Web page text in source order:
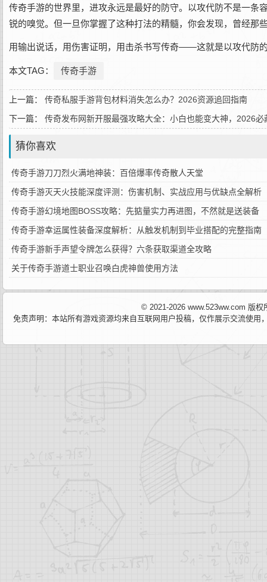
传奇手游的世界里，进攻永远是最好的防守。以攻代防不是一条
锐的嗅觉。但一旦你掌握了这种打法的精髓，你会发现，曾经那
用输出说话，用伤害证明，用击杀书写传奇——这就是以攻代防
本文TAG： 传奇手游
上一篇： 传奇私服手游背包材料消失怎么办？2026资源追回指南
下一篇： 传奇发布网新开服最强攻略大全：小白也能变大神，2026必
猜你喜欢
传奇手游刀刀烈火满地神装：百倍爆率传奇散人天堂
传奇手游灭天火技能深度评测：伤害机制、实战应用与优缺点全解析
传奇手游幻境地图BOSS攻略：先掂量实力再进图，不然就是送装备
传奇手游幸运属性装备深度解析：从触发机制到毕业搭配的完整指南
传奇手游新手声望令牌怎么获得？六条获取渠道全攻略
关于传奇手游道士职业召唤白虎神兽使用方法
© 2021-2026 www.523ww.com 版
免责声明：本站所有游戏资源均来自互联网用户投稿，仅作展示交流使